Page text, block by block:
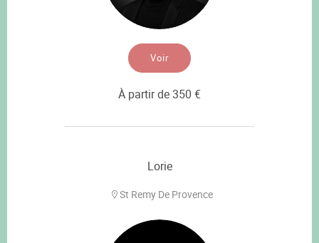
Voir
À partir de 350 €
Lorie
St Remy De Provence